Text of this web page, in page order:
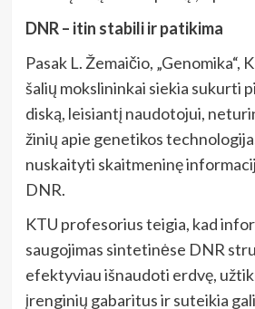
DNR – itin stabili ir patikima
Pasak L. Žemaičio, „Genomika“,
šalių mokslininkai siekia sukurti
diską, leisiantį naudotojui,
žinių apie genetikos
nuskaityti skaitmeninę
DNR.
KTU profesorius teigia, kad
saugojimas sintetinėse DNR
efektyviau išnaudoti erdvę,
įrenginių gabaritus ir suteikia